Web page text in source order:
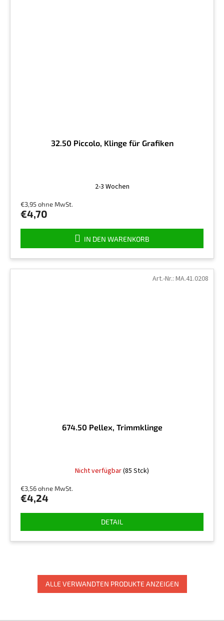
32.50 Piccolo, Klinge für Grafiken
2-3 Wochen
€3,95 ohne MwSt.
€4,70
IN DEN WARENKORB
674.50 Pellex, Trimmklinge
Nicht verfügbar(85 Stck)
€3,56 ohne MwSt.
€4,24
DETAIL
Art.-Nr.: MA.41.0208
ALLE VERWANDTEN PRODUKTE ANZEIGEN